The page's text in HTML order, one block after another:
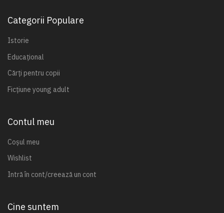
Categorii Populare
Istorie
Educațional
Cărți pentru copii
Ficțiune young adult
Contul meu
Coșul meu
Wishlist
Intră în cont/creează un cont
Cine suntem